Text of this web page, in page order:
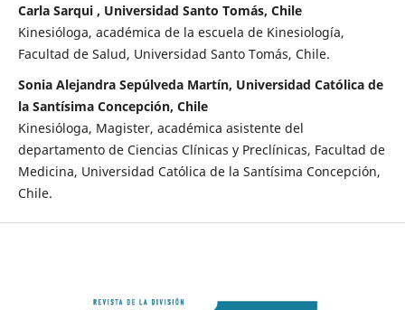
Carla Sarqui , Universidad Santo Tomás, Chile
Kinesióloga, académica de la escuela de Kinesiología,
Facultad de Salud, Universidad Santo Tomás, Chile.
Sonia Alejandra Sepúlveda Martín, Universidad Católica de
la Santísima Concepción, Chile
Kinesióloga, Magister, académica asistente del
departamento de Ciencias Clínicas y Preclínicas, Facultad de
Medicina, Universidad Católica de la Santísima Concepción,
Chile.